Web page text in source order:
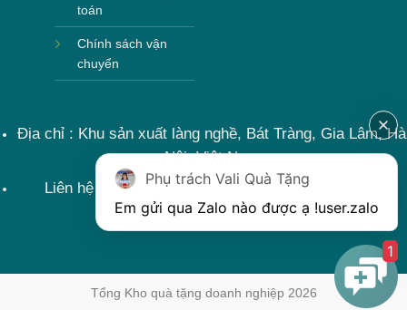
toán
Chính sách vận
chuyển
Địa chỉ : Khu sản xuất làng nghề, Bát Tràng, Gia Lâm, Hà
Nội, Việt Nam
Liên hệ : 0915599363 Email: lienhe@khoqua.vn
Tổng Kho quà tặng doanh nghiệp 2026
Phụ trách Vali Quà Tặng
Em gửi qua Zalo nào được ạ !user.zalo
1